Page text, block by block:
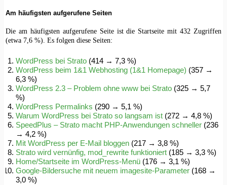
Am häufigsten aufgerufene Seiten
Die am häufigsten aufgerufene Seite ist die Startseite mit 432 Zugriffen
(etwa 7,6 %). Es folgen diese Seiten:
WordPress bei Strato (414 → 7,3 %)
WordPress beim 1&1 Webhosting (1&1 Homepage) (357 →
6,3 %)
WordPress 2.3 – Problem ohne www bei Strato (325 → 5,7
%)
WordPress Permalinks (290 → 5,1 %)
Warum WordPress bei Strato so langsam ist (272 → 4,8 %)
SpeedPlus – Strato macht PHP-Anwendungen schneller (236
→ 4,2 %)
Mit WordPress per E-Mail bloggen (217 → 3,8 %)
Strato wird vernünfig, mod_rewrite funktioniert (185 → 3,3 %)
Home/Startseite im WordPress-Menü (176 → 3,1 %)
Google-Bildersuche mit neuem imagesite-Parameter (168 →
3,0 %)